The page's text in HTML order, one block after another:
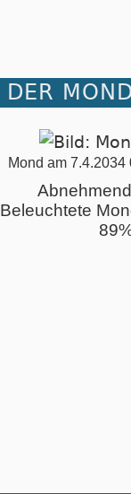
DER
Mond am
Beleuchtete